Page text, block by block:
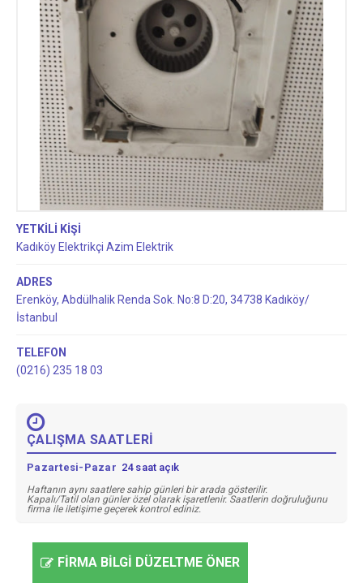
YETKİLİ KİŞİ
Kadıköy Elektrikçi Azim Elektrik
ADRES
Erenköy, Abdülhalik Renda Sok. No:8 D:20, 34738 Kadıköy/
İstanbul
TELEFON
(0216) 235 18 03
ÇALIŞMA SAATLERİ
Pazartesi-Pazar 24 saat açık
Haftanın aynı saatlere sahip günleri bir arada gösterilir.
Kapalı/Tatil olan günler özel olarak işaretlenir. Saatlerin doğruluğunu
firma ile iletişime geçerek kontrol ediniz.
FİRMA BİLGİ DÜZELTME ÖNER